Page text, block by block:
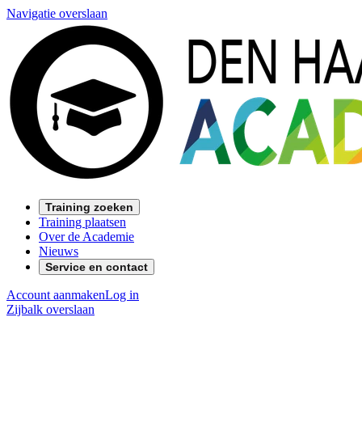
Navigatie overslaan
Training zoeken
Training plaatsen
Over de Academie
Nieuws
Service en contact
Account aanmakenLog in
Zijbalk overslaan